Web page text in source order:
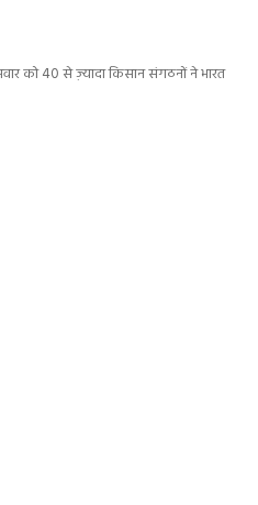
को 40 से ज़्यादा किसान संगठनों ने भारत